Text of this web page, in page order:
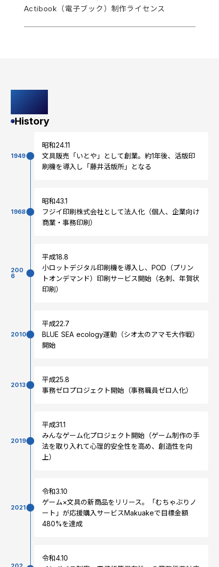
Actibook（電子ブック）制作ライセンス
沿革
History
1949
昭和24.11
文具販売「いとや」として創業。約1年後、活版印
刷機を導入し「藤井活版所」となる
1968
昭和43.1
フジイ印刷株式会社として法人化（個人、企業向け
商業・事務印刷）
200
6
平成18.8
小ロットデジタル印刷機を導入し、POD（プリン
トオンデマンド）印刷サービス開始（名刺、年賀状
印刷）
2010
平成22.7
BLUE SEA ecology運動（シオ太のアマモ大作戦）
開始
2013
平成25.8
事務ゼロプロジェクト開始（事務職員ゼロ人化）
2019
平成31.1
みんなゲーム化プロジェクト開始（ゲーム制作の手
法を取り入れて心理的安全性を高め、創造性を向
上）
2021
令和3.10
ゲーム×文具の新商品をリリース。「むちゃぶりノ
ート」が応援購入サービスMakuakeで目標金額
480%を達成
令和4.10